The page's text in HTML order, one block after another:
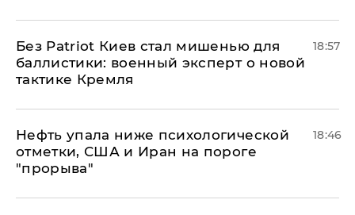
​Без Patriot Киев стал мишенью для
баллистики: военный эксперт о новой
тактике Кремля
18:57
Нефть упала ниже психологической
отметки, США и Иран на пороге
"прорыва"
18:46